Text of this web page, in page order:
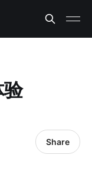
验
Share